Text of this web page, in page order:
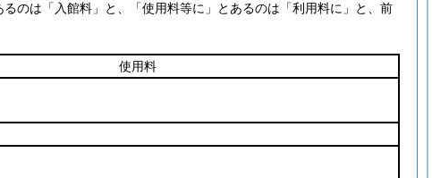
るのは「入館料」と、「使用料等に」とあるのは「利用料に」と、前
使用料